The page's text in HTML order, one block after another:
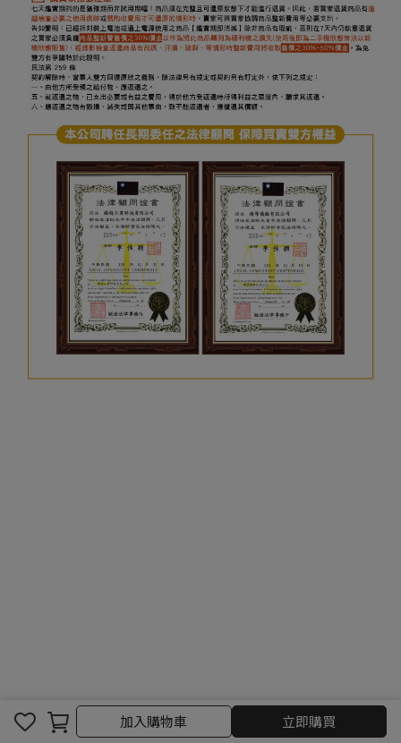
加入購物車 立即購買
常見問題及相關商品